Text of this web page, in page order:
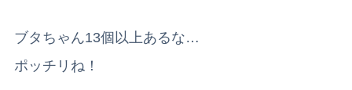
ブタちゃん13個以上あるな…
ポッチリね！